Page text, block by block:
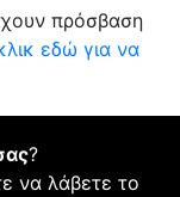
πρόσβαση
εδώ για να
?
να λάβετε το